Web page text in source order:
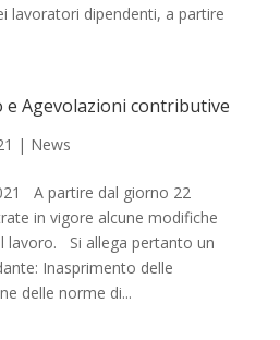
lavoratori dipendenti, a partire
e Agevolazioni contributive
| News
A partire dal giorno 22
in vigore alcune modifiche
lavoro. Si allega pertanto un
Inasprimento delle
delle norme di...